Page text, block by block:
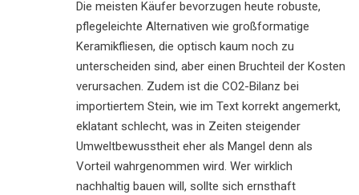
Die meisten Käufer bevorzugen heute robuste,
pflegeleichte Alternativen wie großformatige
Keramikfliesen, die optisch kaum noch zu
unterscheiden sind, aber einen Bruchteil der Kosten
verursachen. Zudem ist die CO2-Bilanz bei
importiertem Stein, wie im Text korrekt angemerkt,
eklatant schlecht, was in Zeiten steigender
Umweltbewusstheit eher als Mangel denn als
Vorteil wahrgenommen wird. Wer wirklich
nachhaltig bauen will, sollte sich ernsthaft